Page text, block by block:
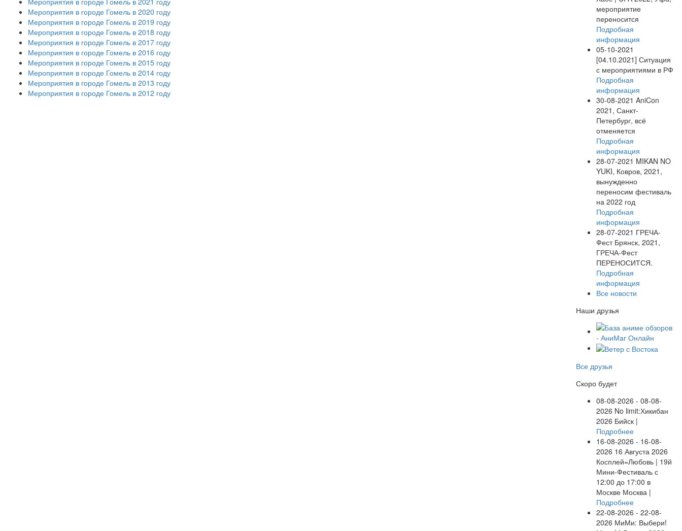
Мероприятия в городе Гомель в 2020 году
Мероприятия в городе Гомель в 2019 году
Мероприятия в городе Гомель в 2018 году
Мероприятия в городе Гомель в 2017 году
Мероприятия в городе Гомель в 2016 году
Мероприятия в городе Гомель в 2015 году
Мероприятия в городе Гомель в 2014 году
Мероприятия в городе Гомель в 2013 году
Мероприятия в городе Гомель в 2012 году
мероприятие
переносится
Подробная
информация
05-10-2021
[04.10.2021] Ситуация
с мероприятиями в РФ
Подробная
информация
30-08-2021 AniCon
2021, Санкт-
Петербург, всё
отменяется
Подробная
информация
28-07-2021 MIKAN NO
YUKI, Ковров, 2021,
вынужденно
переносим фестиваль
на 2022 год
Подробная
информация
28-07-2021 ГРЕЧА-
Фест Брянск, 2021,
ГРЕЧА-Фест
ПЕРЕНОСИТСЯ.
Подробная
информация
Все новости
Наши друзья
Все друзья
Скоро будет
08-08-2026 - 08-08-
2026 No limit:Хикибан
2026 Бийск |
Подробнее
16-08-2026 - 16-08-
2026 16 Августа 2026
Косплей=Любовь | 19й
Мини-Фестиваль с
12:00 до 17:00 в
Москве Москва |
Подробнее
22-08-2026 - 22-08-
2026 МиМи: Выбери!